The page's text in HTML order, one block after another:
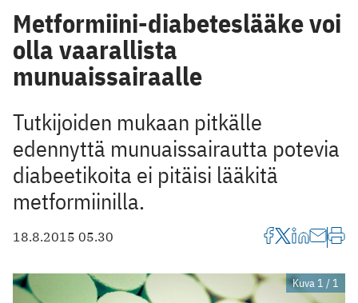
Metformiini-diabeteslääke voi
olla vaarallista
munuaissairaalle
Tutkijoiden mukaan pitkälle
edennyttä munuaissairautta potevia
diabeetikoita ei pitäisi lääkitä
metformiinilla.
18.8.2015 05.30
Kuva 1 / 1